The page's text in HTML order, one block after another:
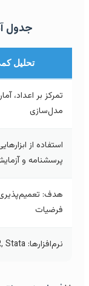
جدول
تحلیل کمی
تمرکز بر اعداد، آمار و
مدل‌سازی
استفاده از ابزارهایی
پرسشنامه و آزمایش
هدف: تعمیم‌پذیری و
فرضیات
نرم‌افزارها: SPSS, R, Stata